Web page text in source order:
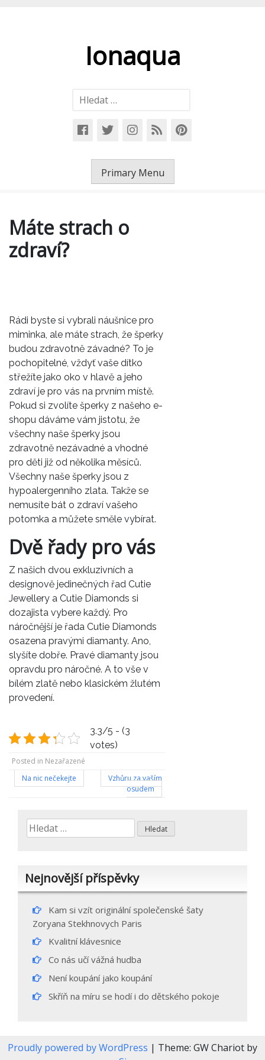
Ionaqua
Vyhledávání
Primary Menu
Máte strach o
zdraví?
Rádi byste si vybrali náušnice pro
miminka, ale máte strach, že šperky
budou zdravotně závadné? To je
pochopitelné, vždyť vaše dítko
střežíte jako oko v hlavě a jeho
zdraví je pro vás na prvním místě.
Pokud si zvolíte šperky z našeho e-
shopu dáváme vám jistotu, že
všechny naše šperky jsou
zdravotně nezávadné a vhodné
pro děti již od několika měsíců.
Všechny naše šperky jsou z
hypoalergenního zlata. Takže se
nemusíte bát o zdraví vašeho
potomka a můžete směle vybírat.
Dvě řady pro vás
Z našich dvou exkluzivních a
designově jedinečných řad Cutie
Jewellery a Cutie Diamonds si
dozajista vybere každý. Pro
náročnější je řada Cutie Diamonds
osazena pravými diamanty. Ano,
slyšíte dobře. Pravé diamanty jsou
opravdu pro náročné. A to vše v
bílém zlatě nebo klasickém žlutém
provedení.
3.3/5 - (3
votes)
Posted in Nezařazené
Navigace
příspěvek
Na nic nečekejte
Vzhůru za vaším
osudem
Vyhledávání
Nejnovější příspěvky
Kam si vzít originální společenské šaty
Zoryana Stekhnovych Paris
Kvalitní klávesnice
Co nás učí vážná hudba
Není koupání jako koupání
Skříň na míru se hodí i do dětského pokoje
Proudly powered by WordPress | Theme: GW Chariot by